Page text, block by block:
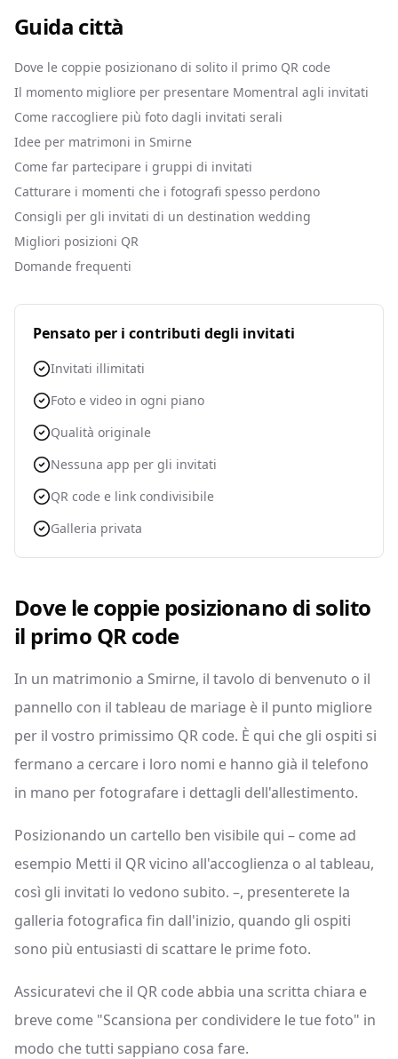
Guida città
Dove le coppie posizionano di solito il primo QR code
Il momento migliore per presentare Momentral agli invitati
Come raccogliere più foto dagli invitati serali
Idee per matrimoni in Smirne
Come far partecipare i gruppi di invitati
Catturare i momenti che i fotografi spesso perdono
Consigli per gli invitati di un destination wedding
Migliori posizioni QR
Domande frequenti
Pensato per i contributi degli invitati
Invitati illimitati
Foto e video in ogni piano
Qualità originale
Nessuna app per gli invitati
QR code e link condivisibile
Galleria privata
Dove le coppie posizionano di solito
il primo QR code
In un matrimonio a Smirne, il tavolo di benvenuto o il
pannello con il tableau de mariage è il punto migliore
per il vostro primissimo QR code. È qui che gli ospiti si
fermano a cercare i loro nomi e hanno già il telefono
in mano per fotografare i dettagli dell'allestimento.
Posizionando un cartello ben visibile qui – come ad
esempio Metti il QR vicino all'accoglienza o al tableau,
così gli invitati lo vedono subito. –, presenterete la
galleria fotografica fin dall'inizio, quando gli ospiti
sono più entusiasti di scattare le prime foto.
Assicuratevi che il QR code abbia una scritta chiara e
breve come "Scansiona per condividere le tue foto" in
modo che tutti sappiano cosa fare.